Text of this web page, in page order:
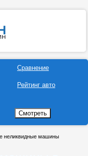
Сравнение
Рейтинг авто
неликвидные машины